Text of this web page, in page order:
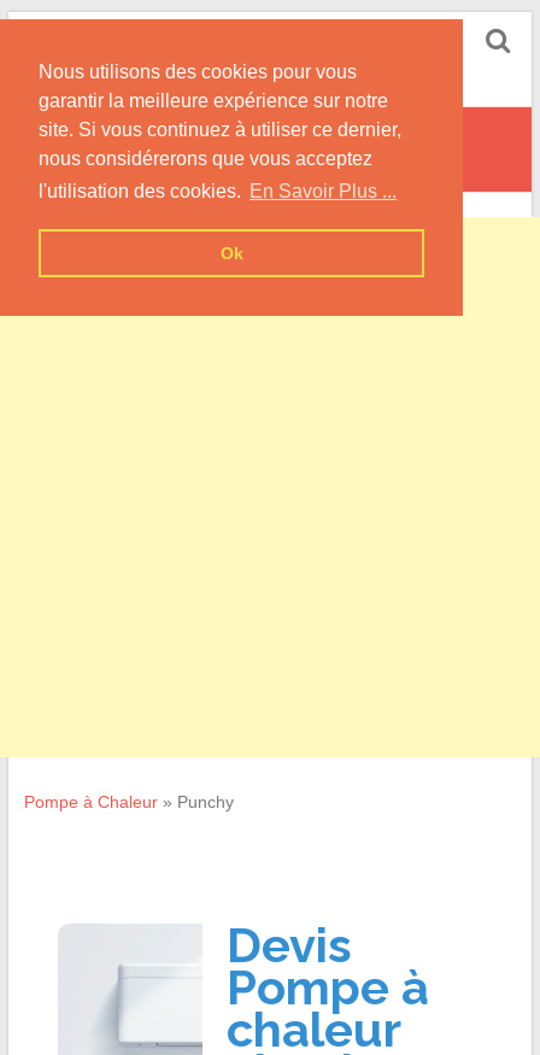
Nous utilisons des cookies pour vous
garantir la meilleure expérience sur notre
site. Si vous continuez à utiliser ce dernier,
nous considérerons que vous acceptez
l'utilisation des cookies. En Savoir Plus ...
Ok
Skip
content
Informations sur les Pompes à Chaleur
Punchy
Pompe à Chaleur» Punchy